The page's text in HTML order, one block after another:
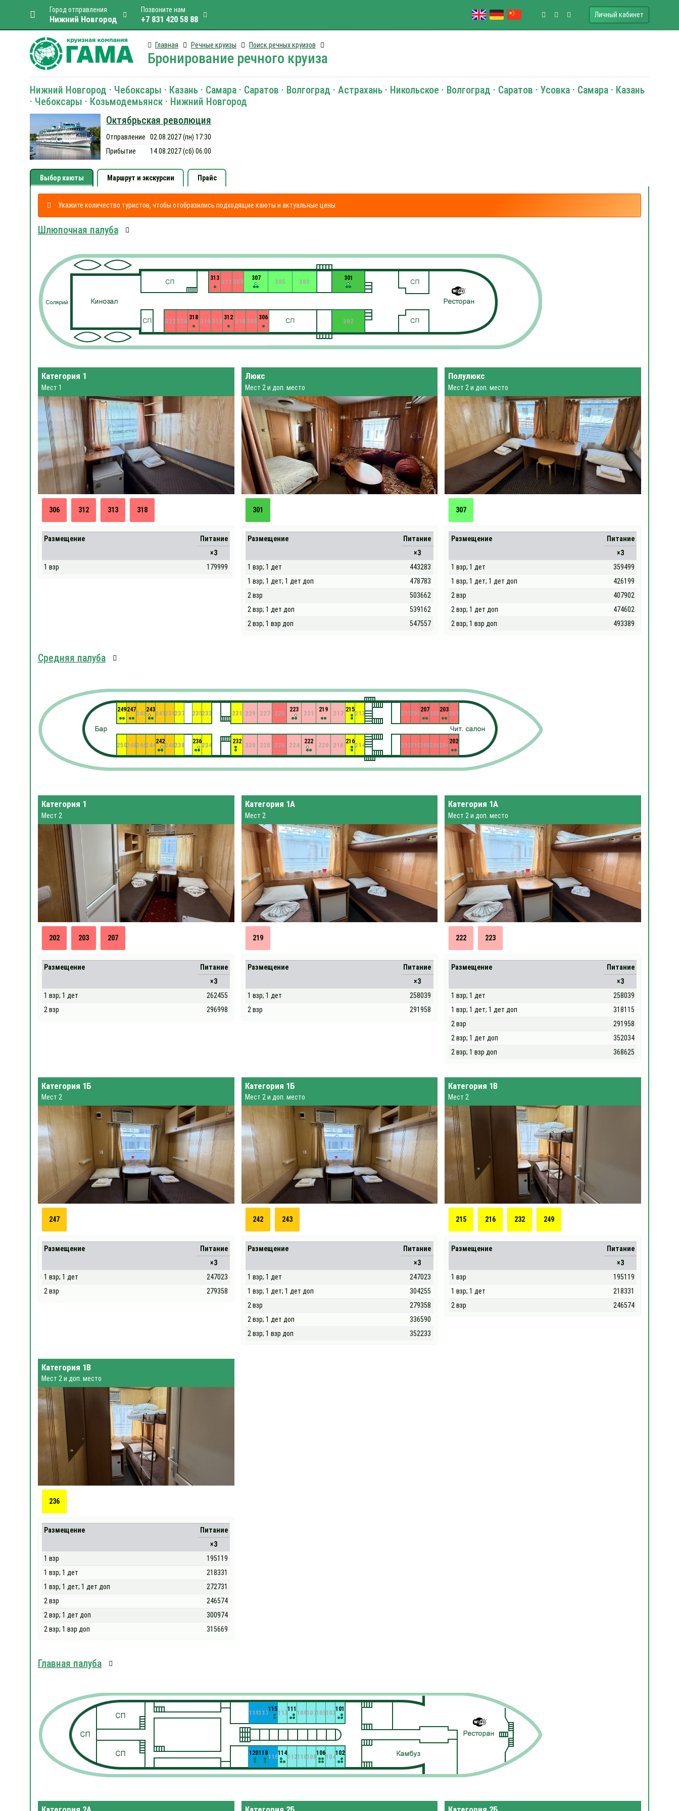
Город отправления
Нижний Новгород
Позвоните нам
+7 831 420 58 88 Личный кабинет
Главная Речные круизы Поиск речных круизов
Бронирование речного круиза
Нижний Новгород · Чебоксары · Казань · Самара · Саратов · Волгоград · Астрахань · Никольское · Волгоград · Саратов · Усовка · Самара · Казань
· Чебоксары · Козьмодемьянск · Нижний Новгород
Октябрьская революция
Отправление
02.08.2027 (пн) 17:30
Прибытие
14.08.2027 (сб) 06:00
Выбор каюты Маршрут и экскурсии Прайс
Укажите количество туристов, чтобы отобразились подходящие каюты и актуальные цены
Шлюпочная палуба
301
302
303
305
306
307
308
309
310
311
312
313
314
316
318
320
322
Категория 1
Мест 1
306 312 313 318
Размещение
Питание
×3
1 взр
179999
Люкс
Мест 2 и доп. место
301
Размещение
Питание
×3
1 взр; 1 дет
443283
1 взр; 1 дет; 1 дет доп
478783
2 взр
503662
2 взр; 1 дет доп
539162
2 взр; 1 взр доп
547557
Полулюкс
Мест 2 и доп. место
307
Размещение
Питание
×3
1 взр; 1 дет
359499
1 взр; 1 дет; 1 дет доп
426199
2 взр
407902
2 взр; 1 дет доп
474602
2 взр; 1 взр доп
493389
Средняя палуба
201
202
203
204
205
206
207
208
209
210
211
212
213
214
215
216
217
218
219
220
221
222
223
224
225
226
227
228
229
230
231
232
233
234
235
236
237
238
239
240
241
242
243
244
245
246
247
248
249
250
Категория 1
Мест 2
202 203 207
Размещение
Питание
×3
1 взр; 1 дет
262455
2 взр
296998
Категория 1А
Мест 2
219
Размещение
Питание
×3
1 взр; 1 дет
258039
2 взр
291958
Категория 1А
Мест 2 и доп. место
222 223
Размещение
Питание
×3
1 взр; 1 дет
258039
1 взр; 1 дет; 1 дет доп
318115
2 взр
291958
2 взр; 1 дет доп
352034
2 взр; 1 взр доп
368625
Категория 1Б
Мест 2
247
Размещение
Питание
×3
1 взр; 1 дет
247023
2 взр
279358
Категория 1Б
Мест 2 и доп. место
242 243
Размещение
Питание
×3
1 взр; 1 дет
247023
1 взр; 1 дет; 1 дет доп
304255
2 взр
279358
2 взр; 1 дет доп
336590
2 взр; 1 взр доп
352233
Категория 1В
Мест 2
215 216 232 249
Размещение
Питание
×3
1 взр
195119
1 взр; 1 дет
218331
2 взр
246574
Категория 1В
Мест 2 и доп. место
236
Размещение
Питание
×3
1 взр
195119
1 взр; 1 дет
218331
1 взр; 1 дет; 1 дет доп
272731
2 взр
246574
2 взр; 1 дет доп
300974
2 взр; 1 взр доп
315669
Главная палуба
101
102
103
104
105
106
107
108
109
110
111
112
113
114
115
116
117
118
119
120